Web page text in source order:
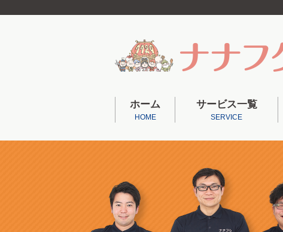
ホーム
HOME
サービス一覧
SERVICE